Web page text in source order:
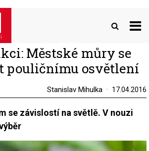
Městské můry se
pouličnímu osvětlení
Stanislav Mihulka 17.04.2016
se závislostí na světlě. V nouzi